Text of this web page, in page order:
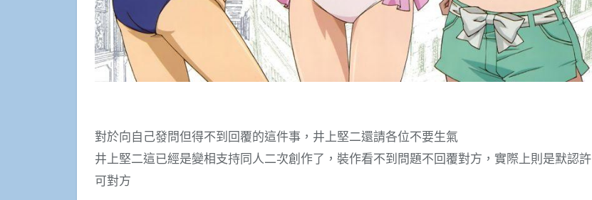
對於向自己發問但得不到回覆的這件事，井上堅二還請各位不要生氣
井上堅二這已經是變相支持同人二次創作了，裝作看不到問題不回覆對方，實際上則是默認許
可對方